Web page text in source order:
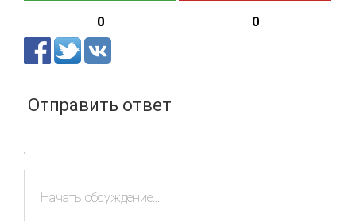
0 0
Отправить ответ